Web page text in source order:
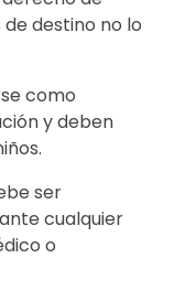
destino no lo
como
y deben
ser
cualquier
o